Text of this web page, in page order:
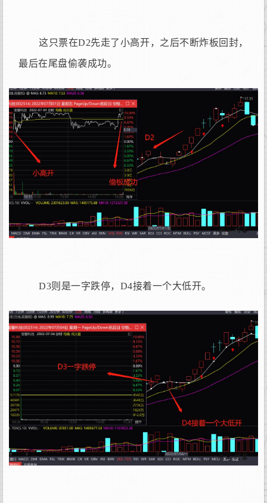
这只票在D2先走了小高开，之后不断炸板回封，
最后在尾盘偷袭成功。
D3则是一字跌停，D4接着一个大低开。